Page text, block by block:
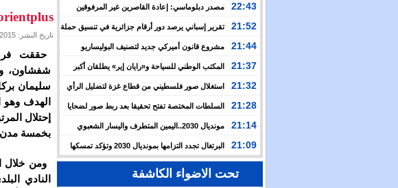
22:43
مصدر دبلوماسي: إعادة القاصرين غير المرفوقين
مسألة مبدأ قائمة على التعليمات الملكية السامية
21:52
تقرير إسباني يرصد دور أرقام جزائرية في تنسيق حملة
العبور نحو سبتة
21:44
مشروع قانون أميركي جديد لتصنيف البوليساريو
منظمة إرهابية
21:37
المكتب الوطني للسياحة و«رايان إير» يطلقان أكبر
برنامج جوي شتوي نحو المغرب
21:32
استغلال صور فلسطيني من قطاع غزة لتضليل الرأي
العام بشأن أحداث سبتة
21:28
السلطات المختصة تفتح تحقيقا بعد ربط صور لضحايا
حرب غزة بأحداث سبتة
21:14
مونديال 2030..اليمين المتطرف واليسار الشعبوي
يوظفان الهجرة لاستهداف المغرب
21:09
البرتغال تجدد التزامها بمونديال 2030 وتؤكد تمسكها
بالشراكة مع المغرب وإسبانيا
تحت الاضواء الكاشفة
تاريخ النشر: 2015-05-18 - ساعة النشر: 1:26
حققت فرق
شفشاون،
سليمان
الهدف وهو
إحتلال
بخمسة
ومن خلال
النادي